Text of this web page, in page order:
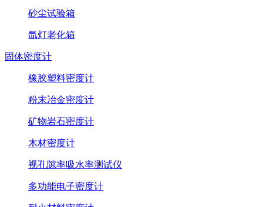
砂尘试验箱
氙灯老化箱
固体密度计
橡胶塑料密度计
粉末冶金密度计
矿物岩石密度计
木材密度计
视孔隙率吸水率测试仪
多功能电子密度计